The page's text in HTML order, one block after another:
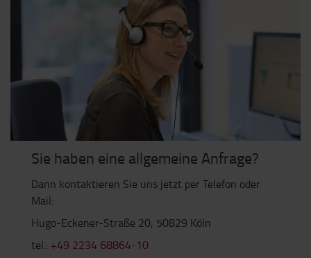
Sie haben eine allgemeine Anfrage?
Dann kontaktieren Sie uns jetzt per Telefon oder
Mail:
Hugo-Eckener-Straße 20, 50829 Köln
tel.: +49 2234 68864-10